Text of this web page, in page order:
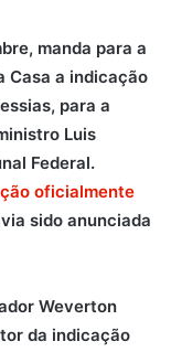
manda para a
Casa a indicação
para a
Luis
Federal.
oficialmente
sido anunciada
Weverton
da indicação